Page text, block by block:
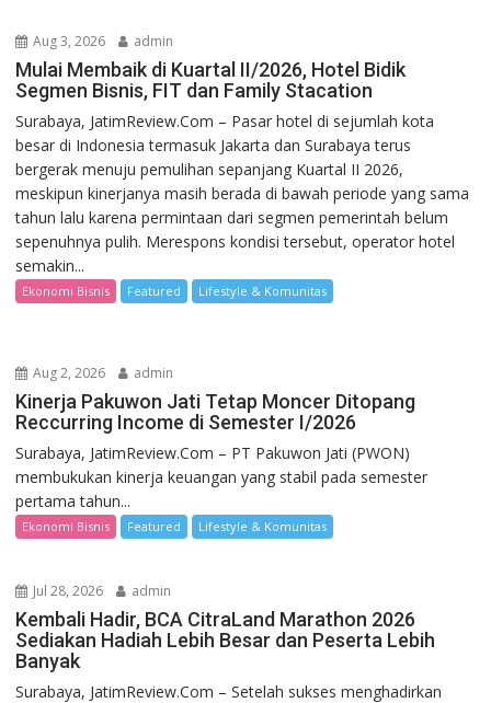
Aug 3, 2026 admin
Mulai Membaik di Kuartal II/2026, Hotel Bidik
Segmen Bisnis, FIT dan Family Stacation
Surabaya, JatimReview.Com – Pasar hotel di sejumlah kota
besar di Indonesia termasuk Jakarta dan Surabaya terus
bergerak menuju pemulihan sepanjang Kuartal II 2026,
meskipun kinerjanya masih berada di bawah periode yang sama
tahun lalu karena permintaan dari segmen pemerintah belum
sepenuhnya pulih. Merespons kondisi tersebut, operator hotel
semakin...
Ekonomi Bisnis Featured Lifestyle & Komunitas
Aug 2, 2026 admin
Kinerja Pakuwon Jati Tetap Moncer Ditopang
Reccurring Income di Semester I/2026
Surabaya, JatimReview.Com – PT Pakuwon Jati (PWON)
membukukan kinerja keuangan yang stabil pada semester
pertama tahun...
Ekonomi Bisnis Featured Lifestyle & Komunitas
Jul 28, 2026 admin
Kembali Hadir, BCA CitraLand Marathon 2026
Sediakan Hadiah Lebih Besar dan Peserta Lebih
Banyak
Surabaya, JatimReview.Com – Setelah sukses menghadirkan